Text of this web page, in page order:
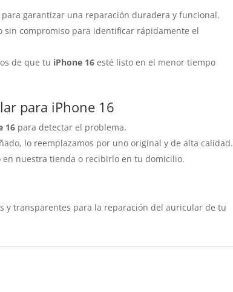
para garantizar una reparación duradera y funcional.
sin compromiso para identificar rápidamente el
de que tu iPhone 16 esté listo en el menor tiempo
para iPhone 16
16 para detectar el problema.
lo reemplazamos por uno original y de alta calidad.
en nuestra tienda o recibirlo en tu domicilio.
y transparentes para la reparación del auricular de tu